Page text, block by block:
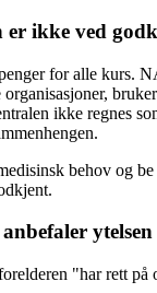
ikke ved
for alle kurs.
ikke regnes
behov og
ytelsen
"har rett på